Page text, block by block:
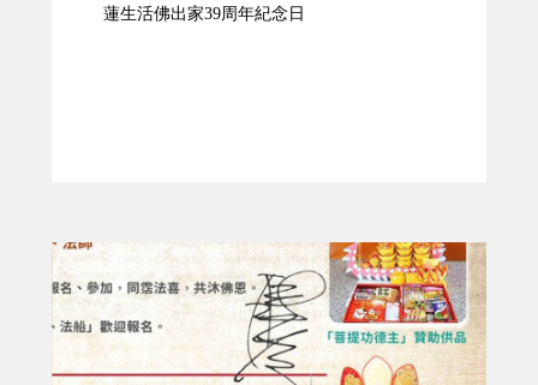
蓮生活佛出家39周年紀念日